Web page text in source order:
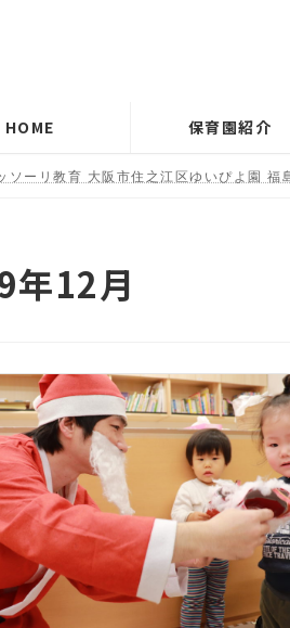
HOME 保育園紹介
ソーリ教育 大阪市住之江区ゆいぴよ園
年12月